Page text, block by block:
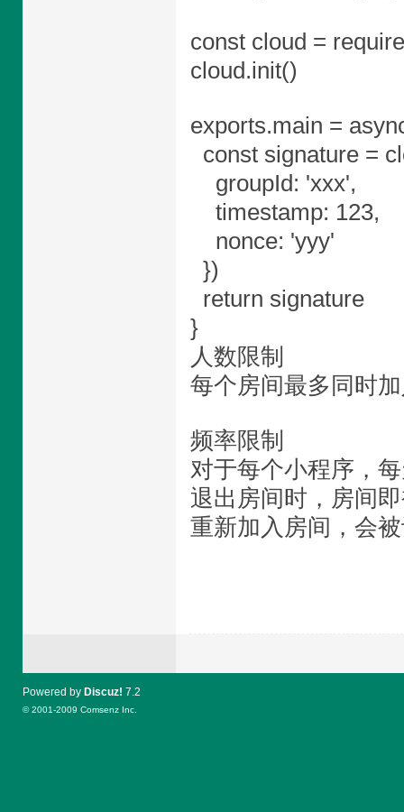
const cloud =
cloud.init()
exports.main =
const signature =
groupId: 'xxx',
timestamp: 123,
nonce: 'yyy'
})
return signature
}
人数限制
每个房间最多同时
频率限制
对于每个小程序，
退出房间时，房间
重新加入房间，会
Powered by Discuz! 7.2
© 2001-2009 Comsenz Inc.